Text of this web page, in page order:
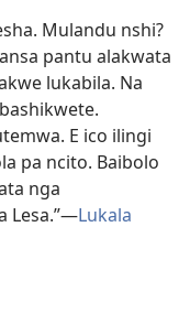
Mulandu nshi?
pantu alakwata
lukabila. Na
E ico ilingi
pa ncito. Baibolo
nga
Lesa.”—Lukala